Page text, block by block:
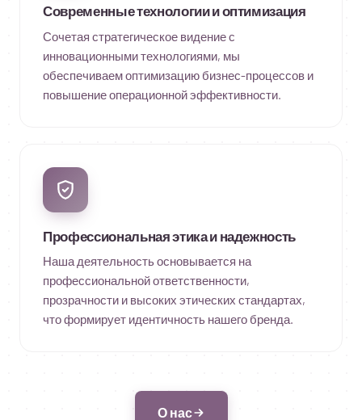
Современные технологии и оптимизация
Сочетая стратегическое видение с
инновационными технологиями, мы
обеспечиваем оптимизацию бизнес-процессов и
повышение операционной эффективности.
Профессиональная этика и надежность
Наша деятельность основывается на
профессиональной ответственности,
прозрачности и высоких этических стандартах,
что формирует идентичность нашего бренда.
О нас